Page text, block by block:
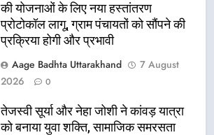
की योजनाओं के लिए नया हस्तांतरण
प्रोटोकॉल लागू, ग्राम पंचायतों को सौंपने की
प्रक्रिया होगी और प्रभावी
Aage Badhta Uttarakhand
7 August
2026
0
तेजस्वी सूर्या और नेहा जोशी ने कांवड़ यात्रा
को बनाया युवा शक्ति, सामाजिक समरसता